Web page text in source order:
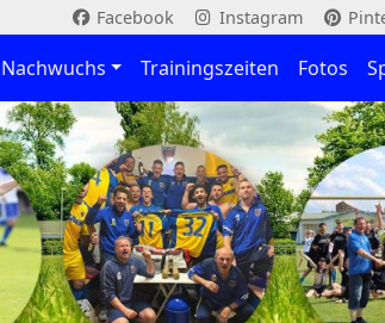
Facebook Instagram
Nachwuchs Trainingszeiten Fotos